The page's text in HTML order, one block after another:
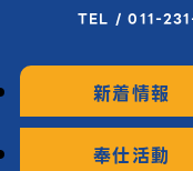
TEL / 011-
新着情報
奉仕活動